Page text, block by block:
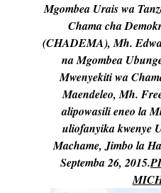
Mgombea Urais wa
Chama cha
(CHADEMA), Mh.
na Mgombea
Mwenyekiti wa
Maendeleo, Mh.
alipowasili eneo la
uliofanyika kwenye
Machame, Jimbo la
Septemba 26, 2015.